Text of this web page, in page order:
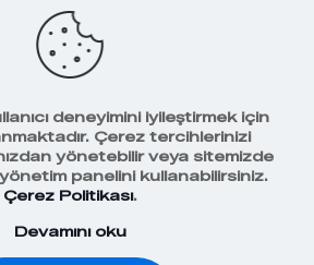
Behance
Facebook
Koruma Politikamız
deneyimini iyileştirmek için
Çerez tercihlerinizi
yönetebilir veya sitemizde
panelini kullanabilirsiniz.
Çerez Politikası.
Devamını oku